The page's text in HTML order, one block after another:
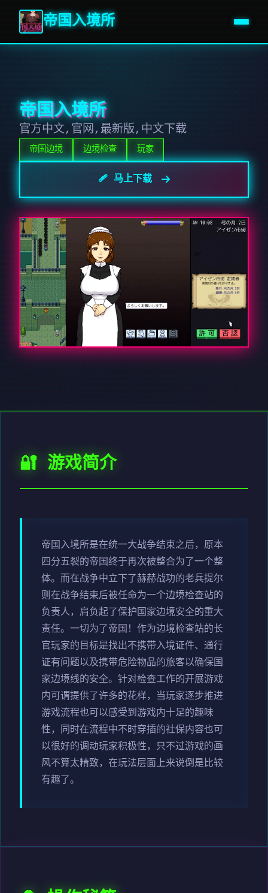
帝国入境所
帝国入境所
官方中文,官网,最新版,中文下载
帝国边境 边境检查 玩家
🩹 马上下载
🔐 游戏简介
帝国入境所是在统一大战争结束之后，原本
四分五裂的帝国终于再次被整合为了一个整
体。而在战争中立下了赫赫战功的老兵提尔
则在战争结束后被任命为一个边境检查站的
负责人，肩负起了保护国家边境安全的重大
责任。一切为了帝国！作为边境检查站的长
官玩家的目标是找出不携带入境证件、通行
证有问题以及携带危险物品的旅客以确保国
家边境线的安全。针对检查工作的开展游戏
内可谓提供了许多的花样，当玩家逐步推进
游戏流程也可以感受到游戏内十足的趣味
性，同时在流程中不时穿插的社保内容也可
以很好的调动玩家积极性，只不过游戏的画
风不算太精致，在玩法层面上来说倒是比较
有趣了。